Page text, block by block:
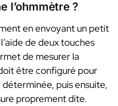
l’ohmmètre ?
en envoyant un petit
de deux touches
de mesurer la
être configuré pour
puis ensuite,
proprement dite.